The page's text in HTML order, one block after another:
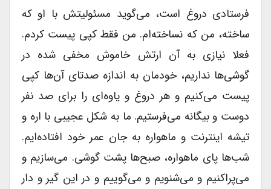
فرستادی دروغ است، می‌گوید مسئولیتش با او که
ساخته، من که نساخته‌ام. من فقط کپی پیست کردم.
فعلا نیازی به آن ارتش خاموش مخفی شده در
گوشی‌ها نداریم، خودمان به اندازه صدتای آن‌ها کپی
پیست می‌کنیم و هر دروغ و یاوه‌ای را برای صد نفر
دوست و بیگانه می‌فرستیم. ما به شکل عجیبی با اره و
تیشه اینترنت و ماهواره به جان عمر خود افتاده‌ایم.
شب‌ها پای ماهواره، صبح‌ها پشت گوشی. می‌سازیم و
می‌پراکنیم و می‌شنویم و می‌گوییم و در این گیر و دار